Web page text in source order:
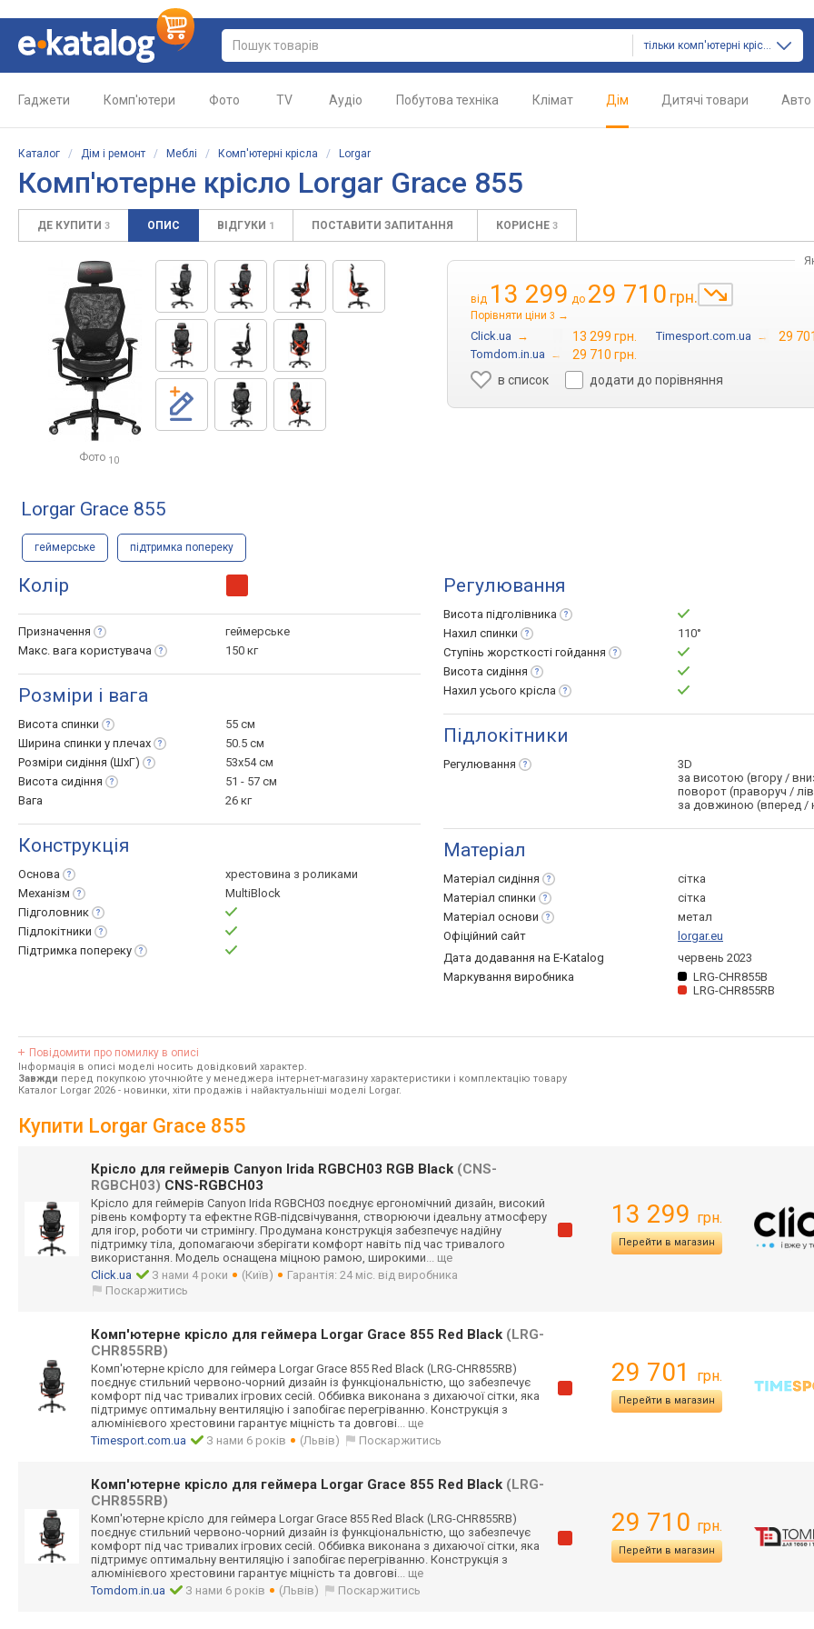
тільки комп'ютерні крісла
Гаджети Комп'ютери Фото TV Аудіо Побутова техніка Клімат Дім Дитячі товари Авто
Каталог / Дім і ремонт / Меблі / Комп'ютерні крісла / Lorgar
Комп'ютерне крісло Lorgar Grace 855
ДЕ КУПИТИ 3 ОПИС ВІДГУКИ 1 ПОСТАВИТИ ЗАПИТАННЯ КОРИСНЕ 3
Фото 10
від 13 299 до 29 710 грн.
Порівняти ціни 3 →
Click.ua → 13 299 грн. Timesport.com.ua → 29
Tomdom.in.ua →
29 710 грн.
в список
додати до порівняння
Lorgar Grace 855
геймерське підтримка попереку
Колір
Призначення
геймерське
Макс. вага користувача 150 кг
Розміри і вага
Висота спинки
55 см
Ширина спинки у плечах
50.5 см
Розміри сидіння (ШхГ)
53x54 см
Висота сидіння
51 - 57 см
Вага
26 кг
Конструкція
Основа
хрестовина з роликами
Механізм
MultiBlock
Підголовник
Підлокітники
Підтримка попереку
Регулювання
Висота підголівника
Нахил спинки
110°
Ступінь жорсткості гойдання
Висота сидіння
Нахил усього крісла
Підлокітники
Регулювання
3D
за висотою (вгору /
поворот (праворуч /
за довжиною (вперед /
Матеріал
Матеріал сидіння
сітка
Матеріал спинки
сітка
Матеріал основи
метал
Офіційний сайт
lorgar.eu
Дата додавання на E-Katalog
червень 2023
Маркування виробника
LRG-CHR855B
LRG-CHR855RB
Повідомити про помилку в описі
Інформація в описі моделі носить довідковий характер.
Завжди перед покупкою уточнюйте у менеджера інтернет-магазину характеристики і комплектацію товару
Каталог Lorgar 2026 - новинки, хіти продажів і найактуальніші моделі Lorgar.
Купити Lorgar Grace 855
Крісло для геймерів Canyon Irida RGBCH03 RGB Black (CNS-
RGBCH03) CNS-RGBCH03
Крісло для геймерів Canyon Irida RGBCH03 поєднує ергономічний дизайн, високий
рівень комфорту та ефектне RGB-підсвічування, створюючи ідеальну атмосферу
для ігор, роботи чи стримінгу. Продумана конструкція забезпечує надійну
підтримку тіла, допомагаючи зберігати комфорт навіть під час тривалого
використання. Модель оснащена міцною рамою, широкими... ще
Click.ua
З нами 4 роки (Київ)
Гарантія: 24 міс. від виробника
Поскаржитись
13 299 грн.
Перейти в магазин
Комп'ютерне крісло для геймера Lorgar Grace 855 Red Black (LRG-
CHR855RB)
Комп'ютерне крісло для геймера Lorgar Grace 855 Red Black (LRG-CHR855RB)
поєднує стильний червоно-чорний дизайн із функціональністю, що забезпечує
комфорт під час тривалих ігрових сесій. Оббивка виконана з дихаючої сітки, яка
підтримує оптимальну вентиляцію і запобігає перегріванню. Конструкція з
алюмінієвого хрестовини гарантує міцність та довгові... ще
Timesport.com.ua
З нами 6 років (Львів) Поскаржитись
29 701 грн.
Перейти в магазин
Комп'ютерне крісло для геймера Lorgar Grace 855 Red Black (LRG-
CHR855RB)
Комп'ютерне крісло для геймера Lorgar Grace 855 Red Black (LRG-CHR855RB)
поєднує стильний червоно-чорний дизайн із функціональністю, що забезпечує
комфорт під час тривалих ігрових сесій. Оббивка виконана з дихаючої сітки, яка
підтримує оптимальну вентиляцію і запобігає перегріванню. Конструкція з
алюмінієвого хрестовини гарантує міцність та довгові... ще
Tomdom.in.ua
З нами 6 років (Львів) Поскаржитись
29 710 грн.
Перейти в магазин